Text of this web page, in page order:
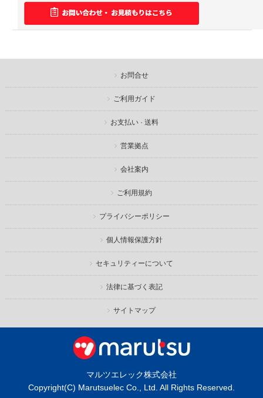
お問合せ
ご利用ガイド
お支払い · 送料
営業拠点
会社案内
ご利用規約
プライバシーポリシー
個人情報保護方針
セキュリティーについて
法律に基づく表記
サイトマップ
マルツエレック株式会社
Copyright(C) Marutsuelec Co., Ltd. All Rights Reserved.